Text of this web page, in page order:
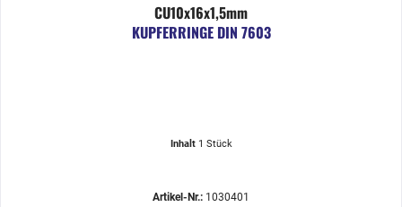
CU10x16x1,5mm
KUPFERRINGE DIN 7603
Inhalt 1 Stück
Artikel-Nr.: 1030401